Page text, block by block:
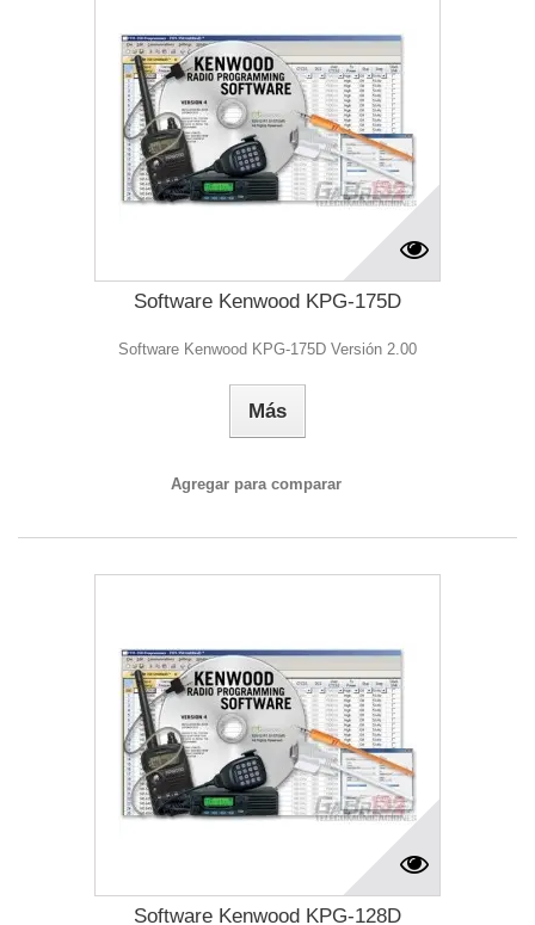
Software Kenwood KPG-175D
Software Kenwood KPG-175D Versión 2.00
Más
Agregar para comparar
Software Kenwood KPG-128D